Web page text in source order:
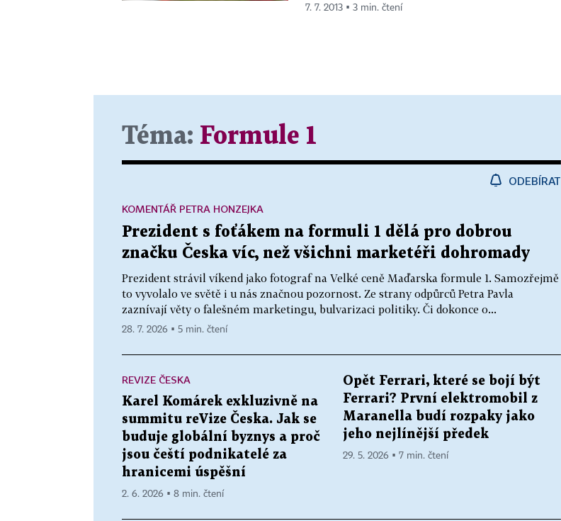
7. 7. 2013 ▪ 3 min. čtení
Téma: Formule 1
ODEBÍRAT
Prezident s foťákem na formuli 1 dělá pro dobrou
značku Česka víc, než všichni marketéři dohromady
Prezident strávil víkend jako fotograf na Velké ceně Maďarska formule 1. Samozřejmě
to vyvolalo ve světě i u nás značnou pozornost. Ze strany odpůrců Petra Pavla
zaznívají věty o falešném marketingu, bulvarizaci politiky. Či dokonce o...
KOMENTÁŘ PETRA HONZEJKA
28. 7. 2026 ▪ 5 min. čtení
REVIZE ČESKA
Karel Komárek exkluzivně na
summitu reVize Česka. Jak se
buduje globální byznys a proč
jsou čeští podnikatelé za
hranicemi úspěšní
2. 6. 2026 ▪ 8 min. čtení
Opět Ferrari, které se bojí být
Ferrari? První elektromobil z
Maranella budí rozpaky jako
jeho nejlínější předek
29. 5. 2026 ▪ 7 min. čtení